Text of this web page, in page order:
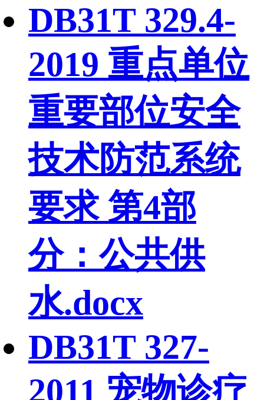
DB31T 329.4-
2019 重点单位
重要部位安全
技术防范系统
要求 第4部
分：公共供
水.docx
DB31T 327-
2011 宠物诊疗